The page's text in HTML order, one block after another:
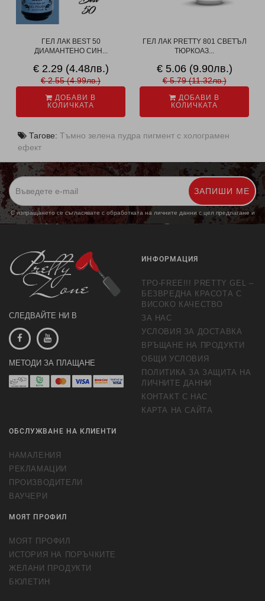
ГЕЛ ЛАК BEST 50
ДИАМАНТЕНО СИН...
€ 2.29 (4.48лв.)
€ 2.55 (4.99лв.)
ДОБАВИ В
КОЛИЧКАТА
ГЕЛ ЛАК PRETTY 801 СВЕТЪЛ
ТЮРКОАЗ...
€ 5.06 (9.90лв.)
€ 5.79 (11.32лв.)
ДОБАВИ В
КОЛИЧКАТА
Тагове: Тъмно зелена пудра пигмент с холограмен
ефект
ЗАПИШИ МЕ
С изпращането се съгласявате с обработката на личните данни с цел предлагане и
обработка на маркетингови предложения. Повече информация
СЛЕДВАЙТЕ НИ В
МЕТОДИ ЗА ПЛАЩАНЕ
ИНФОРМАЦИЯ
TPO-FREE!!! PRETTY GEL –
БЕЗВРЕДНА КРАСОТА С
ВИСОКО КАЧЕСТВО
ЗА НАС
УСЛОВИЯ ЗА ДОСТАВКА
ВРЪЩАНЕ НА ПРОДУКТИ
ОБЩИ УСЛОВИЯ
ПОЛИТИКА ЗА ЗАЩИТА НА
ЛИЧНИТЕ ДАННИ
КОНТАКТ С НАС
КАРТА НА САЙТА
ОБСЛУЖВАНЕ НА КЛИЕНТИ
НАМАЛЕНИЯ
РЕКЛАМАЦИИ
ПРОИЗВОДИТЕЛИ
ВАУЧЕРИ
МОЯТ ПРОФИЛ
МОЯТ ПРОФИЛ
ИСТОРИЯ НА ПОРЪЧКИТЕ
ЖЕЛАНИ ПРОДУКТИ
БЮЛЕТИН